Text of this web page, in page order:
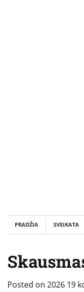
PRADŽIA SVEIKATA
Posted on 2026 19